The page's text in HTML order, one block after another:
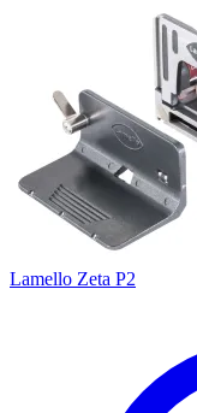
Lamello Zeta P2